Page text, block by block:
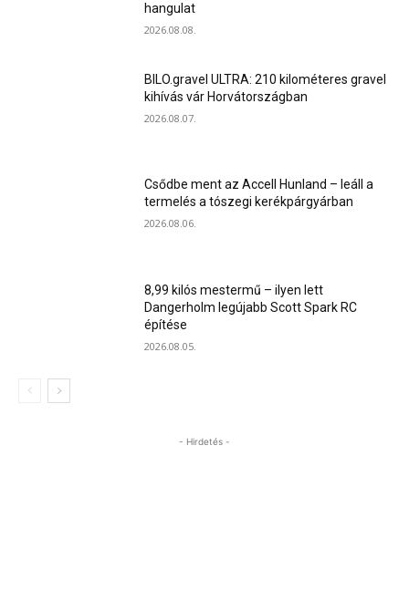
hangulat
2026.08.08.
BILO.gravel ULTRA: 210 kilométeres gravel
kihívás vár Horvátországban
2026.08.07.
Csődbe ment az Accell Hunland – leáll a
termelés a tószegi kerékpárgyárban
2026.08.06.
8,99 kilós mestermű – ilyen lett
Dangerholm legújabb Scott Spark RC
építése
2026.08.05.
- Hirdetés -